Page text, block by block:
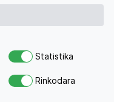
patogiai pažinti šalį ir
2 asm. – nuo
4 asm. – nuo
Statistika
Rinkodara